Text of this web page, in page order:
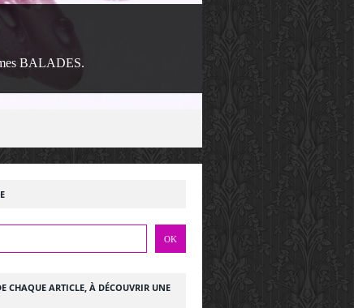
BALADES.
CHAQUE ARTICLE, À DÉCOUVRIR UNE